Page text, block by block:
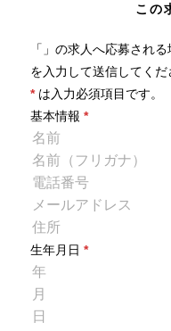
この
「 」の求人へ応募され
を入力して送信してくだ
*は入力必須項目です。
基本情報 *
生年月日 *